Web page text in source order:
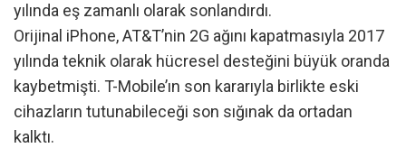
yılında eş zamanlı olarak sonlandırdı.
Orijinal iPhone, AT&T’nin 2G ağını kapatmasıyla 2017
yılında teknik olarak hücresel desteğini büyük oranda
kaybetmişti. T-Mobile’ın son kararıyla birlikte eski
cihazların tutunabileceği son sığınak da ortadan
kalktı.